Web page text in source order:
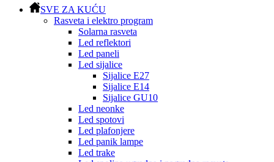
SVE ZA KUĆU
Rasveta i elektro program
Solarna rasveta
Led reflektori
Led paneli
Led sijalice
Sijalice E27
Sijalice E14
Sijalice GU10
Led neonke
Led spotovi
Led plafonjere
Led panik lampe
Led trake